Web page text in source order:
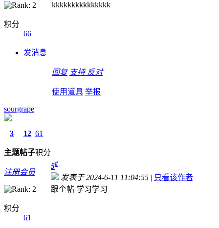
积分
66
发消息
kkkkkkkkkkkkkkk
回复 支持 反对
使用道具 举报
sourgrape
3
主题
12
帖子
61
积分
注册会员
积分
61
5#
发表于 2024-6-11 11:04:55 | 只看该作者
跟个帖 学习学习